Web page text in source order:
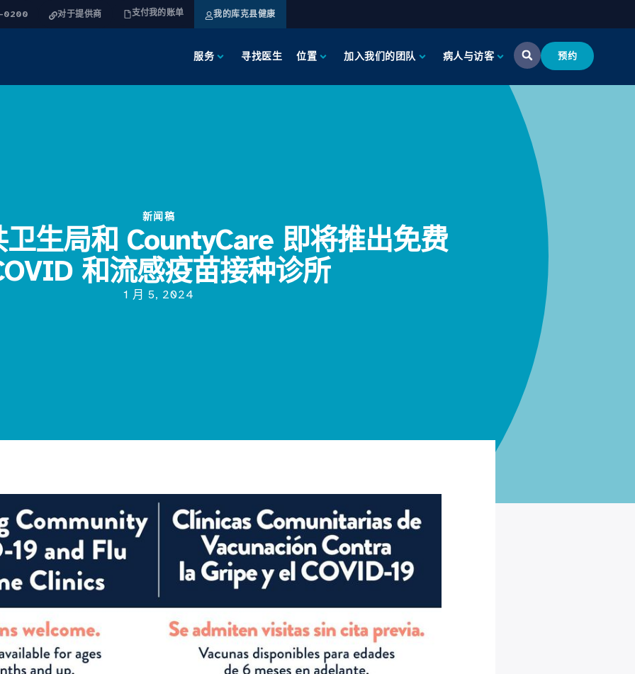
0200 对于提供商 支付我的账单 我的库克县健康
服务 寻找医生 位置 加入我们的团队 病人与访客 预约
新闻稿
生局和 CountyCare 即将推出免费
和流感疫苗接种诊所
1 月 5, 2024